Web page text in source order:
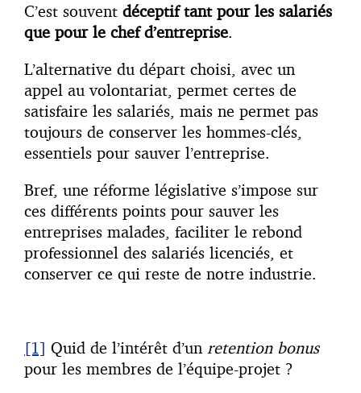
C’est souvent déceptif tant pour les salariés
que pour le chef d’entreprise.
L’alternative du départ choisi, avec un
appel au volontariat, permet certes de
satisfaire les salariés, mais ne permet pas
toujours de conserver les hommes-clés,
essentiels pour sauver l’entreprise.
Bref, une réforme législative s’impose sur
ces différents points pour sauver les
entreprises malades, faciliter le rebond
professionnel des salariés licenciés, et
conserver ce qui reste de notre industrie.
[1] Quid de l’intérêt d’un retention bonus
pour les membres de l’équipe-projet ?